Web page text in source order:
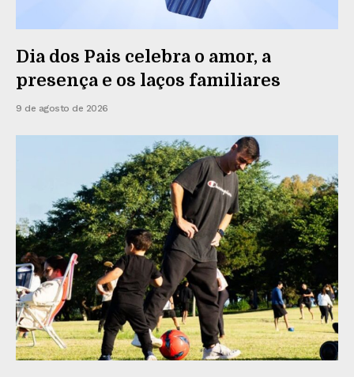
Dia dos Pais celebra o amor, a
presença e os laços familiares
9 de agosto de 2026